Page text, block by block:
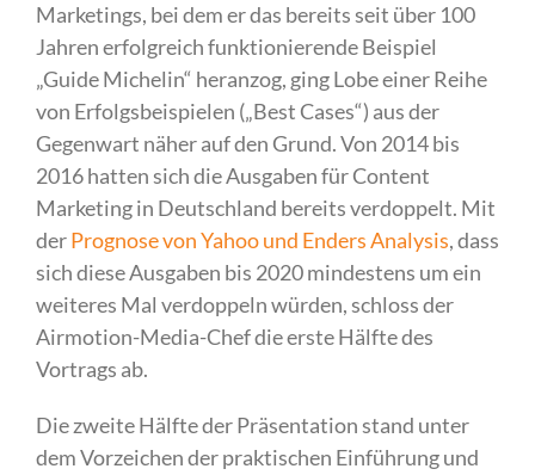
Marketings, bei dem er das bereits seit über 100
Jahren erfolgreich funktionierende Beispiel
„Guide Michelin“ heranzog, ging Lobe einer Reihe
von Erfolgsbeispielen („Best Cases“) aus der
Gegenwart näher auf den Grund. Von 2014 bis
2016 hatten sich die Ausgaben für Content
Marketing in Deutschland bereits verdoppelt. Mit
derPrognose von Yahoo und Enders Analysis, dass
sich diese Ausgaben bis 2020 mindestens um ein
weiteres Mal verdoppeln würden, schloss der
Airmotion-Media-Chef die erste Hälfte des
Vortrags ab.
Die zweite Hälfte der Präsentation stand unter
dem Vorzeichen der praktischen Einführung und